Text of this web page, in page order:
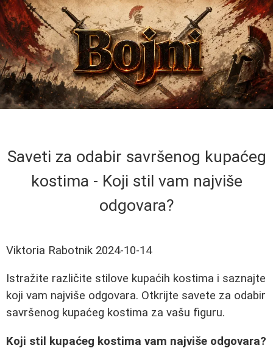
Saveti za odabir savršenog kupaćeg
kostima - Koji stil vam najviše
odgovara?
Viktoria Rabotnik 2024-10-14
Istražite različite stilove kupaćih kostima i saznajte
koji vam najviše odgovara. Otkrijte savete za odabir
savršenog kupaćeg kostima za vašu figuru.
Koji stil kupaćeg kostima vam najviše odgovara?